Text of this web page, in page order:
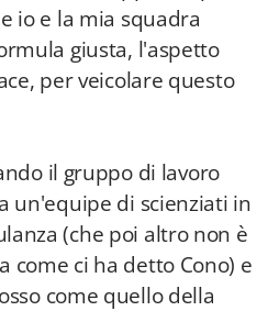
io e la mia squadra
giusta, l'aspetto
per veicolare questo
il gruppo di lavoro
un'equipe di scienziati in
(che poi altro non è
come ci ha detto Cono) e
come quello della